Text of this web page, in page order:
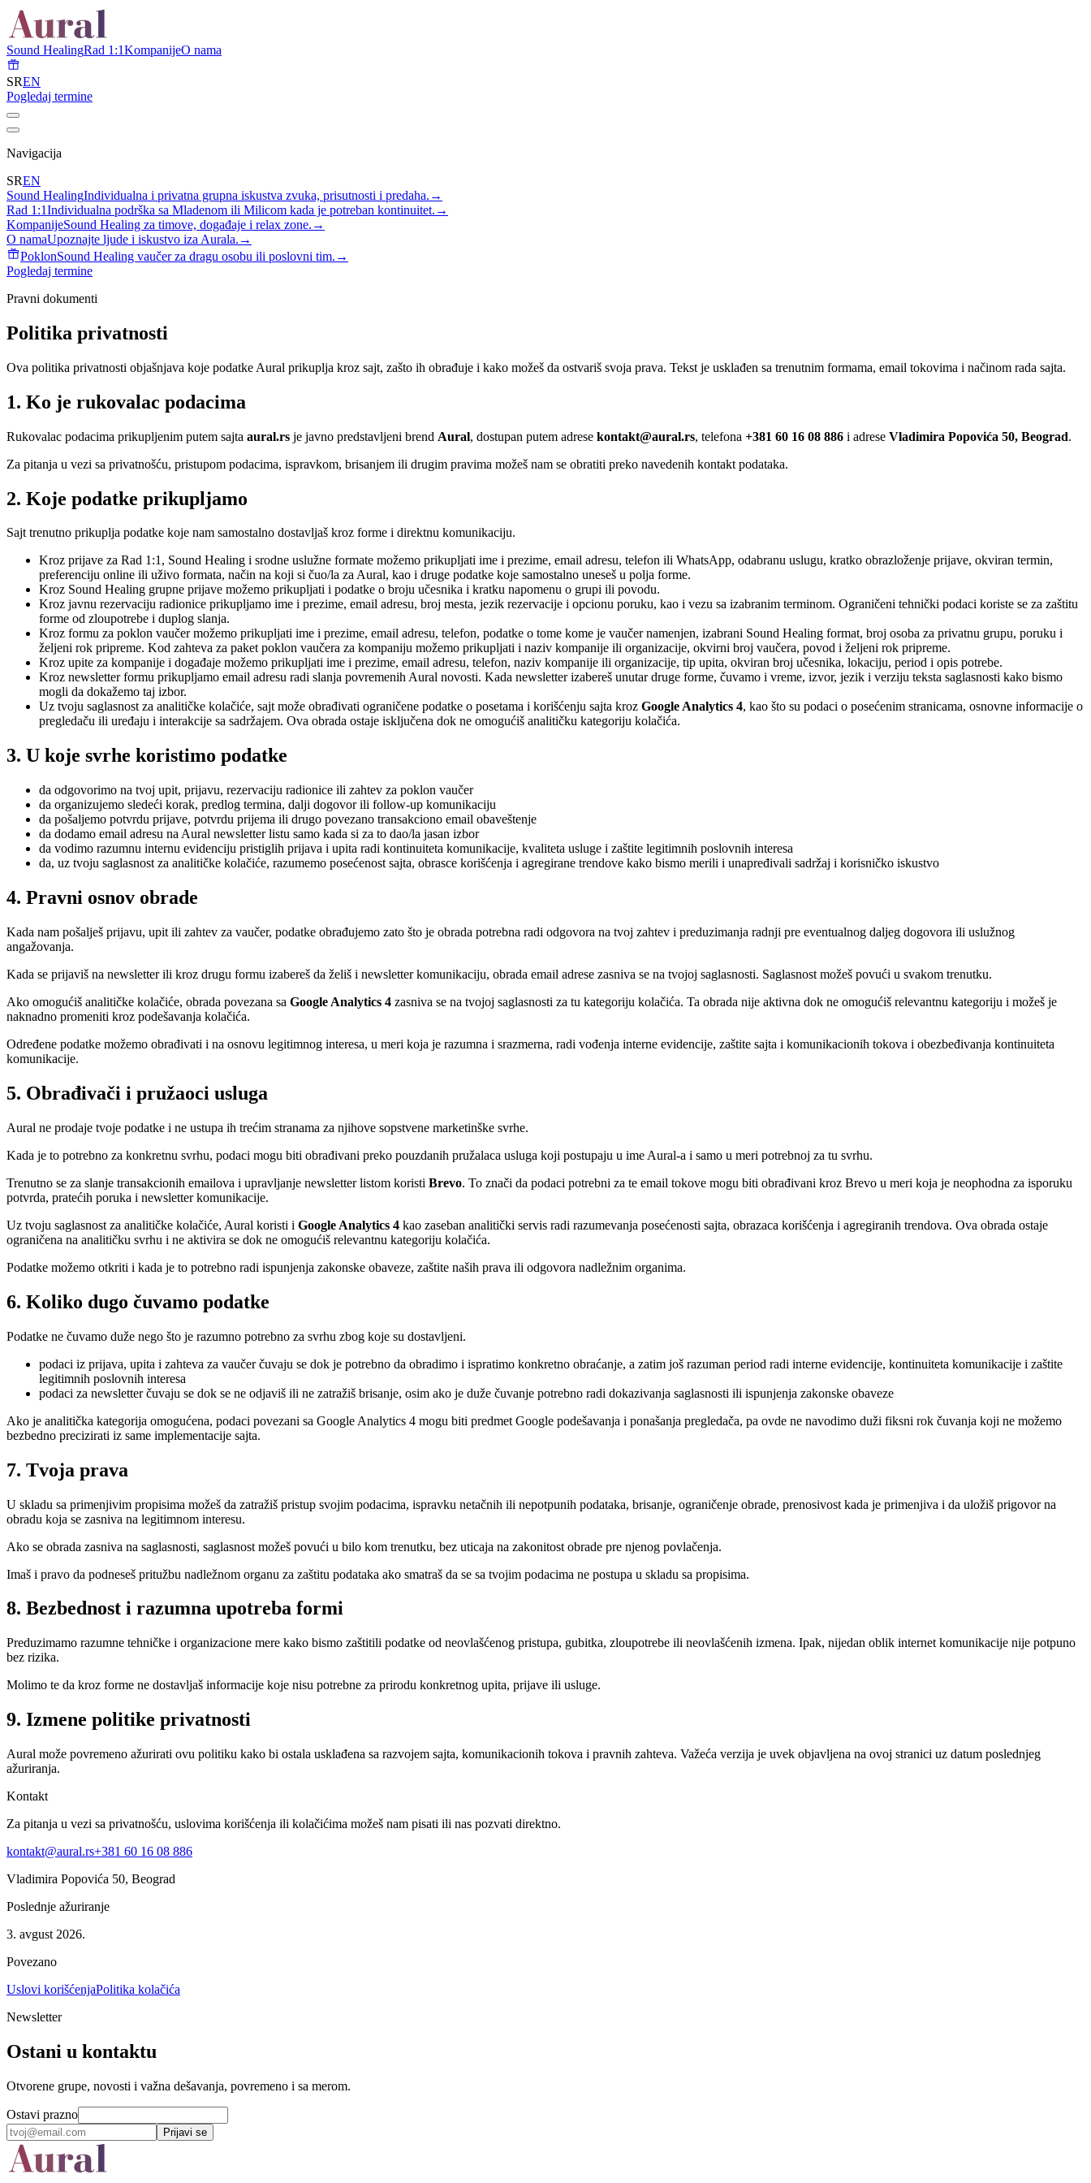
Sound HealingRad 1:1KompanijeO nama
SREN
Pogledaj termine
Navigacija
SREN
Sound HealingIndividualna i privatna grupna iskustva zvuka, prisutnosti i predaha. →
Rad 1:1Individualna podrška sa Mladenom ili Milicom kada je potreban kontinuitet. →
KompanijeSound Healing za timove, događaje i relax zone. →
O namaUpoznajte ljude i iskustvo iza Aurala. →
PoklonSound Healing vaučer za dragu osobu ili poslovni tim. →
Pogledaj termine
Pravni dokumenti
Politika privatnosti
Ova politika privatnosti objašnjava koje podatke Aural prikuplja kroz sajt, zašto ih obrađuje i kako možeš da ostvariš svoja prava. Tekst je usklađen sa trenutnim formama, email tokovima i načinom rada sajta.
1. Ko je rukovalac podacima
Rukovalac podacima prikupljenim putem sajta aural.rs je javno predstavljeni brend Aural, dostupan putem adrese kontakt@aural.rs, telefona +381 60 16 08 886 i adrese Vladimira Popovića 50, Beograd.
Za pitanja u vezi sa privatnošću, pristupom podacima, ispravkom, brisanjem ili drugim pravima možeš nam se obratiti preko navedenih kontakt podataka.
2. Koje podatke prikupljamo
Sajt trenutno prikuplja podatke koje nam samostalno dostavljaš kroz forme i direktnu komunikaciju.
Kroz prijave za Rad 1:1, Sound Healing i srodne uslužne formate možemo prikupljati ime i prezime, email adresu, telefon ili WhatsApp, odabranu uslugu, kratko obrazloženje prijave, okviran termin,
preferenciju online ili uživo formata, način na koji si čuo/la za Aural, kao i druge podatke koje samostalno uneseš u polja forme.
Kroz Sound Healing grupne prijave možemo prikupljati i podatke o broju učesnika i kratku napomenu o grupi ili povodu.
Kroz javnu rezervaciju radionice prikupljamo ime i prezime, email adresu, broj mesta, jezik rezervacije i opcionu poruku, kao i vezu sa izabranim terminom. Ograničeni tehnički podaci koriste se za zaštitu
forme od zloupotrebe i duplog slanja.
Kroz formu za poklon vaučer možemo prikupljati ime i prezime, email adresu, telefon, podatke o tome kome je vaučer namenjen, izabrani Sound Healing format, broj osoba za privatnu grupu, poruku i
željeni rok pripreme. Kod zahteva za paket poklon vaučera za kompaniju možemo prikupljati i naziv kompanije ili organizacije, okvirni broj vaučera, povod i željeni rok pripreme.
Kroz upite za kompanije i događaje možemo prikupljati ime i prezime, email adresu, telefon, naziv kompanije ili organizacije, tip upita, okviran broj učesnika, lokaciju, period i opis potrebe.
Kroz newsletter formu prikupljamo email adresu radi slanja povremenih Aural novosti. Kada newsletter izabereš unutar druge forme, čuvamo i vreme, izvor, jezik i verziju teksta saglasnosti kako bismo
mogli da dokažemo taj izbor.
Uz tvoju saglasnost za analitičke kolačiće, sajt može obrađivati ograničene podatke o posetama i korišćenju sajta kroz Google Analytics 4, kao što su podaci o posećenim stranicama, osnovne informacije o
pregledaču ili uređaju i interakcije sa sadržajem. Ova obrada ostaje isključena dok ne omogućiš analitičku kategoriju kolačića.
3. U koje svrhe koristimo podatke
da odgovorimo na tvoj upit, prijavu, rezervaciju radionice ili zahtev za poklon vaučer
da organizujemo sledeći korak, predlog termina, dalji dogovor ili follow-up komunikaciju
da pošaljemo potvrdu prijave, potvrdu prijema ili drugo povezano transakciono email obaveštenje
da dodamo email adresu na Aural newsletter listu samo kada si za to dao/la jasan izbor
da vodimo razumnu internu evidenciju pristiglih prijava i upita radi kontinuiteta komunikacije, kvaliteta usluge i zaštite legitimnih poslovnih interesa
da, uz tvoju saglasnost za analitičke kolačiće, razumemo posećenost sajta, obrasce korišćenja i agregirane trendove kako bismo merili i unapređivali sadržaj i korisničko iskustvo
4. Pravni osnov obrade
Kada nam pošalješ prijavu, upit ili zahtev za vaučer, podatke obrađujemo zato što je obrada potrebna radi odgovora na tvoj zahtev i preduzimanja radnji pre eventualnog daljeg dogovora ili uslužnog
angažovanja.
Kada se prijaviš na newsletter ili kroz drugu formu izabereš da želiš i newsletter komunikaciju, obrada email adrese zasniva se na tvojoj saglasnosti. Saglasnost možeš povući u svakom trenutku.
Ako omogućiš analitičke kolačiće, obrada povezana sa Google Analytics 4 zasniva se na tvojoj saglasnosti za tu kategoriju kolačića. Ta obrada nije aktivna dok ne omogućiš relevantnu kategoriju i možeš je
naknadno promeniti kroz podešavanja kolačića.
Određene podatke možemo obrađivati i na osnovu legitimnog interesa, u meri koja je razumna i srazmerna, radi vođenja interne evidencije, zaštite sajta i komunikacionih tokova i obezbeđivanja kontinuiteta
komunikacije.
5. Obrađivači i pružaoci usluga
Aural ne prodaje tvoje podatke i ne ustupa ih trećim stranama za njihove sopstvene marketinške svrhe.
Kada je to potrebno za konkretnu svrhu, podaci mogu biti obrađivani preko pouzdanih pružalaca usluga koji postupaju u ime Aural-a i samo u meri potrebnoj za tu svrhu.
Trenutno se za slanje transakcionih emailova i upravljanje newsletter listom koristi Brevo. To znači da podaci potrebni za te email tokove mogu biti obrađivani kroz Brevo u meri koja je neophodna za isporuku
potvrda, pratećih poruka i newsletter komunikacije.
Uz tvoju saglasnost za analitičke kolačiće, Aural koristi i Google Analytics 4 kao zaseban analitički servis radi razumevanja posećenosti sajta, obrazaca korišćenja i agregiranih trendova. Ova obrada ostaje
ograničena na analitičku svrhu i ne aktivira se dok ne omogućiš relevantnu kategoriju kolačića.
Podatke možemo otkriti i kada je to potrebno radi ispunjenja zakonske obaveze, zaštite naših prava ili odgovora nadležnim organima.
6. Koliko dugo čuvamo podatke
Podatke ne čuvamo duže nego što je razumno potrebno za svrhu zbog koje su dostavljeni.
podaci iz prijava, upita i zahteva za vaučer čuvaju se dok je potrebno da obradimo i ispratimo konkretno obraćanje, a zatim još razuman period radi interne evidencije, kontinuiteta komunikacije i zaštite
legitimnih poslovnih interesa
podaci za newsletter čuvaju se dok se ne odjaviš ili ne zatražiš brisanje, osim ako je duže čuvanje potrebno radi dokazivanja saglasnosti ili ispunjenja zakonske obaveze
Ako je analitička kategorija omogućena, podaci povezani sa Google Analytics 4 mogu biti predmet Google podešavanja i ponašanja pregledača, pa ovde ne navodimo duži fiksni rok čuvanja koji ne možemo
bezbedno precizirati iz same implementacije sajta.
7. Tvoja prava
U skladu sa primenjivim propisima možeš da zatražiš pristup svojim podacima, ispravku netačnih ili nepotpunih podataka, brisanje, ograničenje obrade, prenosivost kada je primenjiva i da uložiš prigovor na
obradu koja se zasniva na legitimnom interesu.
Ako se obrada zasniva na saglasnosti, saglasnost možeš povući u bilo kom trenutku, bez uticaja na zakonitost obrade pre njenog povlačenja.
Imaš i pravo da podneseš pritužbu nadležnom organu za zaštitu podataka ako smatraš da se sa tvojim podacima ne postupa u skladu sa propisima.
8. Bezbednost i razumna upotreba formi
Preduzimamo razumne tehničke i organizacione mere kako bismo zaštitili podatke od neovlašćenog pristupa, gubitka, zloupotrebe ili neovlašćenih izmena. Ipak, nijedan oblik internet komunikacije nije potpuno
bez rizika.
Molimo te da kroz forme ne dostavljaš informacije koje nisu potrebne za prirodu konkretnog upita, prijave ili usluge.
9. Izmene politike privatnosti
Aural može povremeno ažurirati ovu politiku kako bi ostala usklađena sa razvojem sajta, komunikacionih tokova i pravnih zahteva. Važeća verzija je uvek objavljena na ovoj stranici uz datum poslednjeg
ažuriranja.
Kontakt
Za pitanja u vezi sa privatnošću, uslovima korišćenja ili kolačićima možeš nam pisati ili nas pozvati direktno.
kontakt@aural.rs+381 60 16 08 886
Vladimira Popovića 50, Beograd
Poslednje ažuriranje
3. avgust 2026.
Povezano
Uslovi korišćenjaPolitika kolačića
Newsletter
Ostani u kontaktu
Otvorene grupe, novosti i važna dešavanja, povremeno i sa merom.
Ostavi prazno
Prijavi se